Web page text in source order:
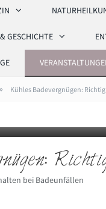
GESCHICHTE
» Kühles Badevergnügen:
bei Badeunfällen